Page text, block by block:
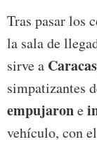
Tras pasar los
la sala de
sirve a
simpatizantes
empujarone
vehículo, con